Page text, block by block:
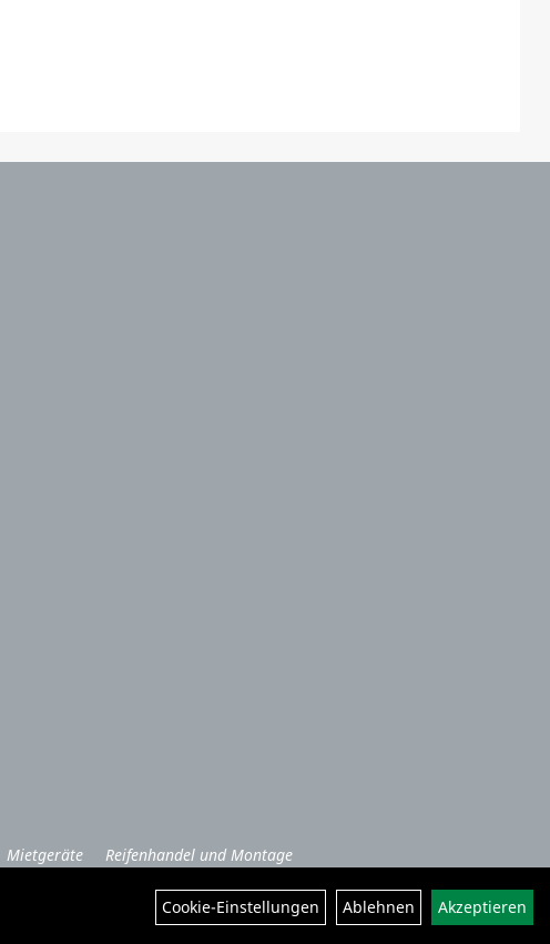
Mietgeräte
Reifenhandel und Montage
Cookie-Einstellungen Ablehnen Akzeptieren